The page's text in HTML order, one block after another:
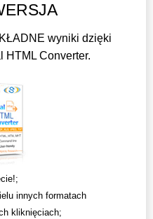
wyniki dzięki
HTML Converter.
innych formatach
kliknięciach;